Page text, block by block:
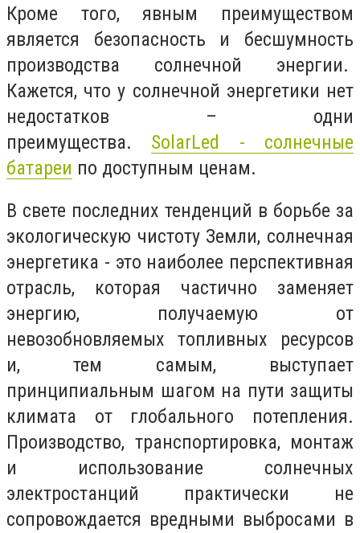
Кроме того, явным преимуществом
является безопасность и бесшумность
производства солнечной энергии.
Кажется, что у солнечной энергетики нет
недостатков – одни
преимущества. SolarLed - солнечные
батареи по доступным ценам.
В свете последних тенденций в борьбе за
экологическую чистоту Земли, солнечная
энергетика - это наиболее перспективная
отрасль, которая частично заменяет
энергию, получаемую от
невозобновляемых топливных ресурсов
и, тем самым, выступает
принципиальным шагом на пути защиты
климата от глобального потепления.
Производство, транспортировка, монтаж
и использование солнечных
электростанций практически не
сопровождается вредными выбросами в